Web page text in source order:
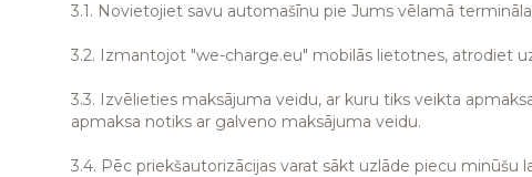
3.1. Novietojiet savu automašīnu pie Jums vēlamā
3.2. Izmantojot "we-charge.eu" mobilās lietotnes, atrodiet
3.3. Izvēlieties maksājuma veidu, ar kuru tiks veikta
apmaksa notiks ar galveno maksājuma veidu.
3.4. Pēc priekšautorizācijas varat sākt uzlāde piecu minūšu